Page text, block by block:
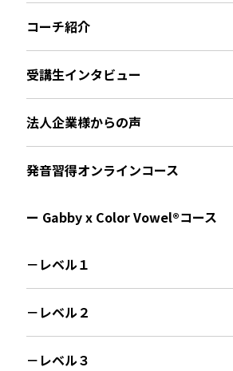
コーチ紹介
受講生インタビュー
法人企業様からの声
発音習得オンラインコース
ー Gabby x Color Vowel®︎コース
－レベル１
－レベル２
－レベル３